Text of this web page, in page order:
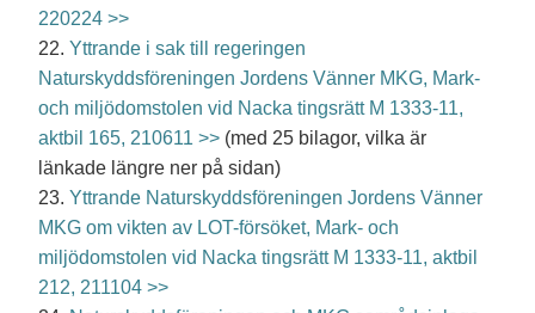
220224 >>
22. Yttrande i sak till regeringen
Naturskyddsföreningen Jordens Vänner MKG, Mark-
och miljödomstolen vid Nacka tingsrätt M 1333-11,
aktbil 165, 210611 >> (med 25 bilagor, vilka är
länkade längre ner på sidan)
23. Yttrande Naturskyddsföreningen Jordens Vänner
MKG om vikten av LOT-försöket, Mark- och
miljödomstolen vid Nacka tingsrätt M 1333-11, aktbil
212, 211104 >>